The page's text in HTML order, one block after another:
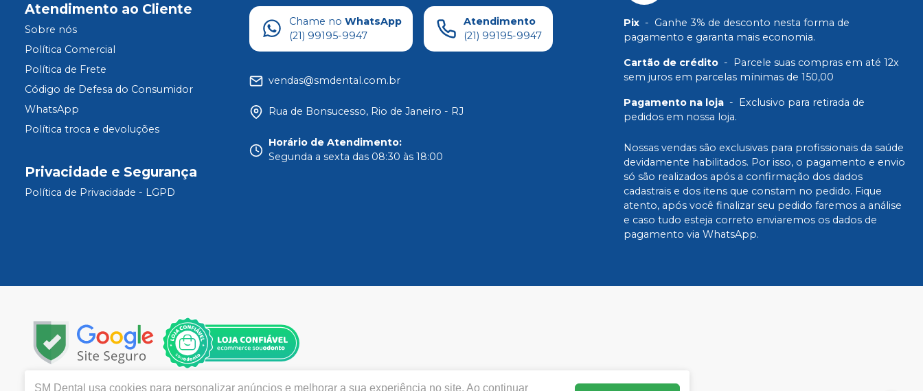
Atendimento ao Cliente
Sobre nós
Política Comercial
Política de Frete
Código de Defesa do Consumidor
WhatsApp
Política troca e devoluções
Privacidade e Segurança
Política de Privacidade - LGPD
Chame no WhatsApp
(21) 99195-9947
Atendimento
(21) 99195-9947
vendas@smdental.com.br
Rua de Bonsucesso, Rio de Janeiro - RJ
Horário de Atendimento:
Segunda a sexta das 08:30 às 18:00
Pix - Ganhe 3% de desconto nesta forma de
pagamento e garanta mais economia.
Cartão de crédito -
Parcele suas compras em até 12x
sem juros em parcelas mínimas de 150,00
Pagamento na loja -
Exclusivo para retirada de
pedidos em nossa loja.
Nossas vendas são exclusivas para profissionais da saúde
devidamente habilitados. Por isso, o pagamento e envio
só são realizados após a confirmação dos dados
cadastrais e dos itens que constam no pedido. Fique
atento, após você finalizar seu pedido faremos a análise
e caso tudo esteja correto enviaremos os dados de
pagamento via WhatsApp.
SM Dental usa cookies para personalizar anúncios e melhorar a sua experiência no site. Ao continuar